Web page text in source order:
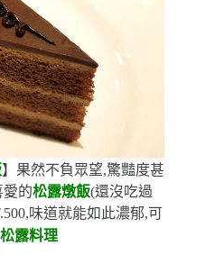
】果然不負眾望,驚豔度甚
愛的松露燉飯(還沒吃過
,味道就能如此濃郁,可
松露料理